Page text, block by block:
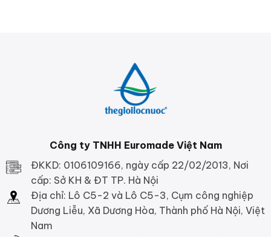
Công ty TNHH Euromade Việt Nam
ĐKKD: 0106109166, ngày cấp 22/02/2013, Nơi
cấp: Sở KH & ĐT TP. Hà Nội
Địa chỉ: Lô C5-2 và Lô C5-3, Cụm công nghiệp
Dương Liễu, Xã Dương Hòa, Thành phố Hà Nội, Việt
Nam